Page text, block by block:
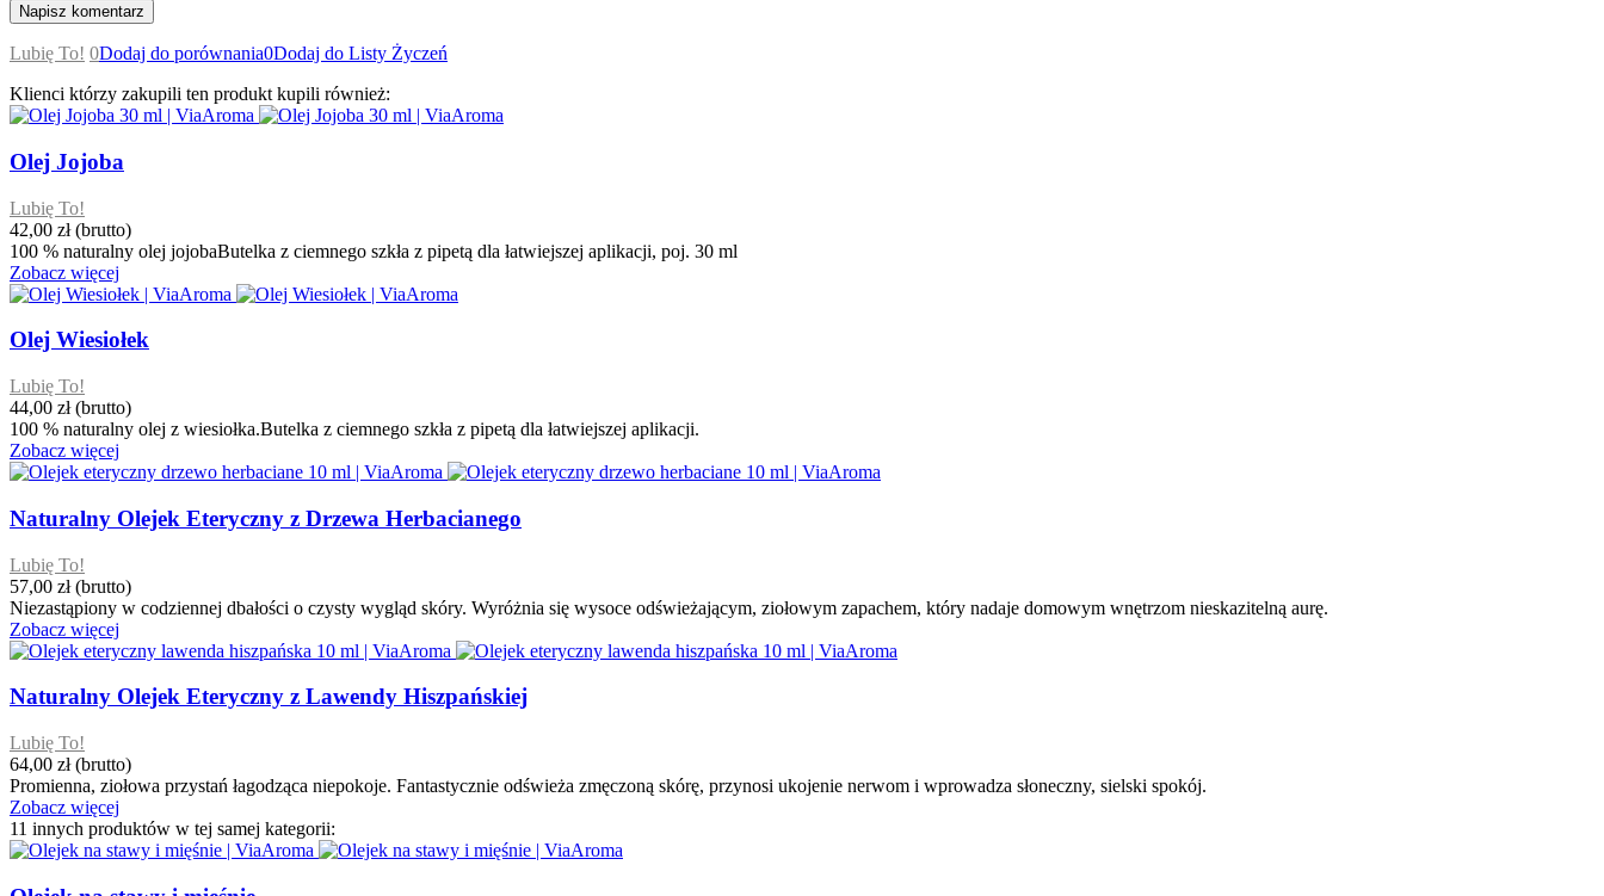
Lubię To! 0Dodaj do porównania0Dodaj do Listy Życzeń
Klienci którzy zakupili ten produkt kupili również:
Olej Jojoba
Lubię To!
42,00 zł (brutto)
100 % naturalny olej jojobaButelka z ciemnego szkła z pipetą dla łatwiejszej aplikacji, poj. 30 ml
Zobacz więcej
Olej Wiesiołek
Lubię To!
44,00 zł (brutto)
100 % naturalny olej z wiesiołka.Butelka z ciemnego szkła z pipetą dla łatwiejszej aplikacji.
Zobacz więcej
Naturalny Olejek Eteryczny z Drzewa Herbacianego
Lubię To!
57,00 zł (brutto)
Niezastąpiony w codziennej dbałości o czysty wygląd skóry. Wyróżnia się wysoce odświeżającym, ziołowym zapachem, który nadaje domowym wnętrzom nieskazitelną aurę.
Zobacz więcej
Naturalny Olejek Eteryczny z Lawendy Hiszpańskiej
Lubię To!
64,00 zł (brutto)
Promienna, ziołowa przystań łagodząca niepokoje. Fantastycznie odświeża zmęczoną skórę, przynosi ukojenie nerwom i wprowadza słoneczny, sielski spokój.
Zobacz więcej
11 innych produktów w tej samej kategorii: